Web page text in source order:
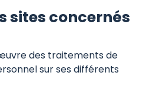
sites concernés
œuvre des traitements de
sur ses différents